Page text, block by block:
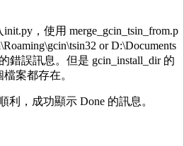
，使用 merge_gcin_tsin_from.p
or D:\Documents
錯誤訊息。但是 gcin_install_dir 的
案都存在。
利，成功顯示 Done 的訊息。